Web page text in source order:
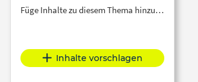
Füge Inhalte zu diesem Thema hinzu…
Inhalte vorschlagen